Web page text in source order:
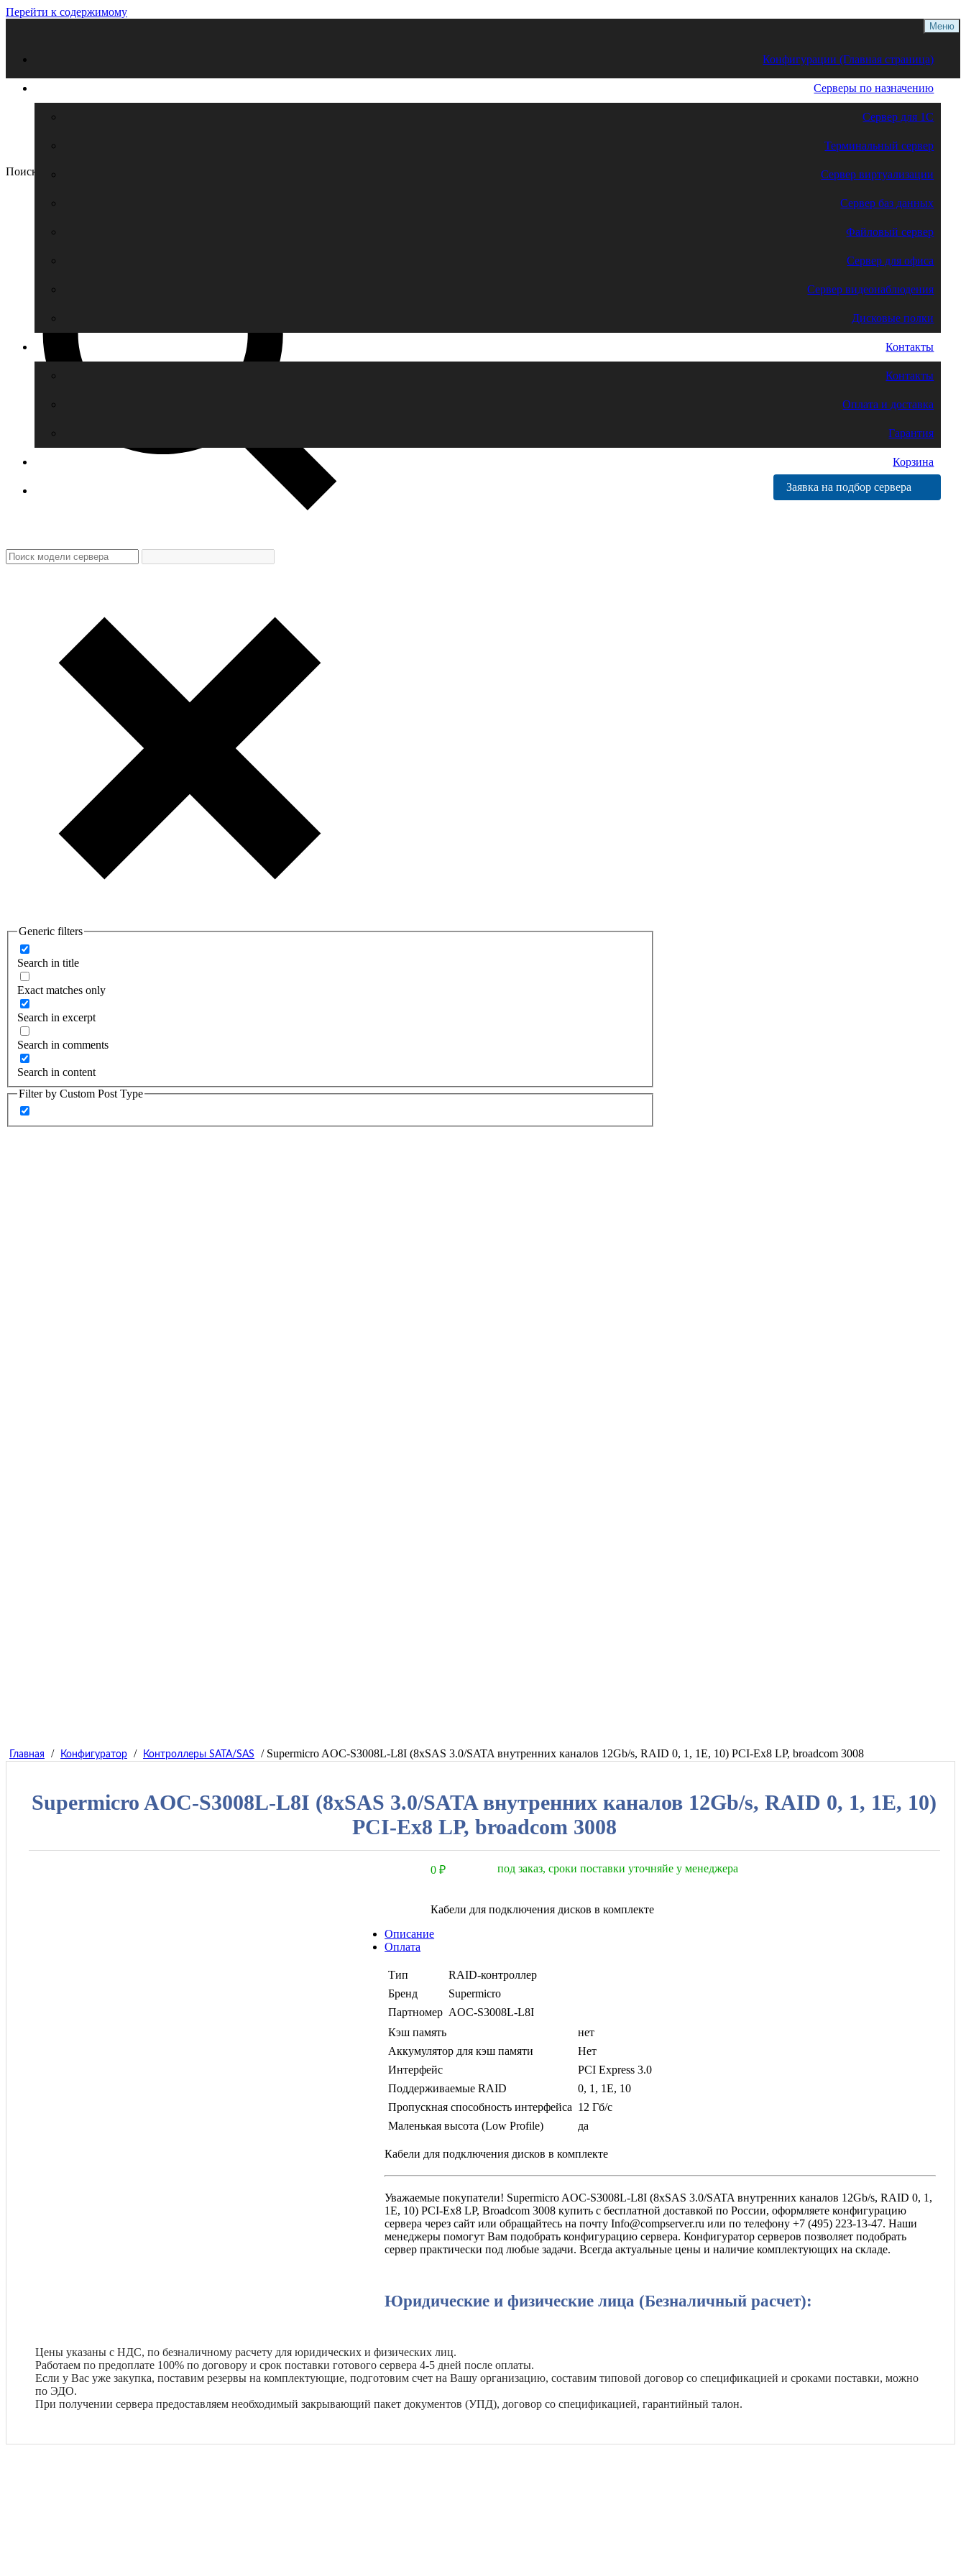
Перейти к содержимому
Меню
Конфигурации (Главная страница)
Серверы по назначению
Сервер для 1С
Терминальный сервер
Сервер виртуализации
Сервер баз данных
Файловый сервер
Сервер для офиса
Сервер видеонаблюдения
Дисковые полки
Контакты
Контакты
Оплата и доставка
Гарантия
Корзина
Заявка на подбор сервера
Поиск
Generic filters
Search in title
Exact matches only
Search in excerpt
Search in comments
Search in content
Filter by Custom Post Type
Главная / Конфигуратор / Контроллеры SATA/SAS / Supermicro AOC-S3008L-L8I (8xSAS 3.0/SATA внутренних каналов 12Gb/s, RAID 0, 1, 1E, 10) PCI-Eх8 LP, broadcom 3008
Supermicro AOC-S3008L-L8I (8xSAS 3.0/SATA внутренних каналов 12Gb/s, RAID 0, 1, 1E, 10)
PCI-Eх8 LP, broadcom 3008
0 ₽ под заказ, сроки поставки уточняйе у менеджера
Кабели для подключения дисков в комплекте
Описание
Оплата
Тип
RAID-контроллер
Бренд
Supermicro
Партномер AOC-S3008L-L8I
Кэш память
нет
Аккумулятор для кэш памяти
Нет
Интерфейс
PCI Express 3.0
Поддерживаемые RAID
0, 1, 1Е, 10
Пропускная способность интерфейса 12 Гб/с
Маленькая высота (Low Profile)
да
Кабели для подключения дисков в комплекте
Уважаемые покупатели! Supermicro AOC-S3008L-L8I (8xSAS 3.0/SATA внутренних каналов 12Gb/s, RAID 0, 1,
1E, 10) PCI-Eх8 LP, Broadcom 3008 купить с бесплатной доставкой по России, оформляете конфигурацию
сервера через сайт или обращайтесь на почту Info@compserver.ru или по телефону +7 (495) 223-13-47. Наши
менеджеры помогут Вам подобрать конфигурацию сервера. Конфигуратор серверов позволяет подобрать
сервер практически под любые задачи. Всегда актуальные цены и наличие комплектующих на складе.
Юридические и физические лица (Безналичный расчет):
Цены указаны с НДС, по безналичному расчету для юридических и физических лиц.
Работаем по предоплате 100% по договору и срок поставки готового сервера 4-5 дней после оплаты.
Если у Вас уже закупка, поставим резервы на комплектующие, подготовим счет на Вашу организацию, составим типовой договор со спецификацией и сроками поставки, можно
по ЭДО.
При получении сервера предоставляем необходимый закрывающий пакет документов (УПД), договор со спецификацией, гарантийный талон.